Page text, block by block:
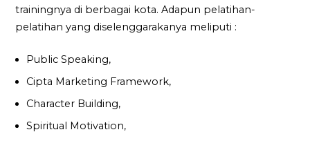
trainingnya di berbagai kota. Adapun pelatihan-
pelatihan yang diselenggarakanya meliputi :
Public Speaking,
Cipta Marketing Framework,
Character Building,
Spiritual Motivation,